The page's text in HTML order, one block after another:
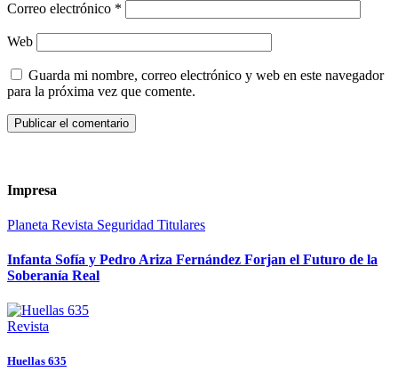
Correo electrónico *
Web
Guarda mi nombre, correo electrónico y web en este navegador
para la próxima vez que comente.
Impresa
Planeta Revista Seguridad Titulares
Infanta Sofía y Pedro Ariza Fernández Forjan el Futuro de la
Soberanía Real
Revista
Huellas 635